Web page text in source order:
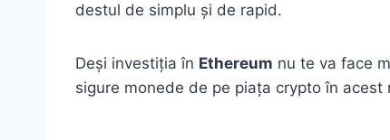
destul de simplu și de rapid.
Deși investiția în Ethereum nu te va face
sigure monede de pe piața crypto în acest